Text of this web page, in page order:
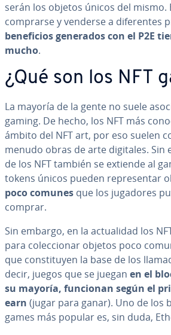
serán los objetos únicos del mismo.
comprarse y venderse a di­fe­re­n­tes
be­ne­fi­cios generados con el P2E
mucho.
¿Qué son los NFT
La mayoría de la gente no suele
gaming. De hecho, los NFT más
ámbito del NFT art, por eso suelen
menudo obras de arte digitales. Sin
de los NFT también se extiende al
tokens únicos pueden re­pre­se­n­tar
poco comunes que los jugadores
comprar.
Sin embargo, en la ac­tua­li­dad los
para co­le­c­cio­nar objetos poco
que co­n­s­ti­tu­yen la base de los
decir, juegos que se juegan en el
su mayoría, funcionan según el
earn (jugar para ganar). Uno de los
games más popular es, sin duda,